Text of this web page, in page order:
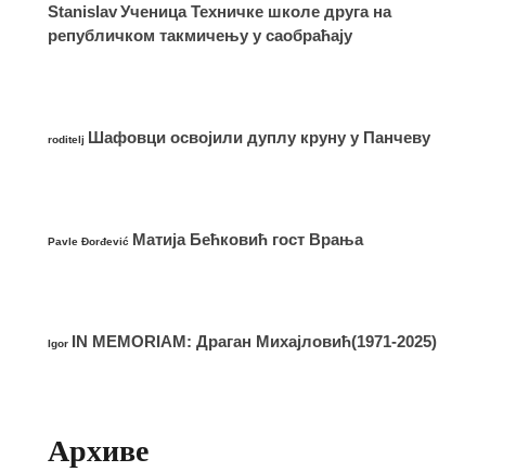
StanislavУченица Техничке школе друга на
републичком такмичењу у саобраћају
roditelj Шафовци освојили дуплу круну у Панчеву
Pavle Đorđević Матија Бећковић гост Врања
Igor IN MEMORIAM: Драган Михајловић(1971-2025)
Архиве